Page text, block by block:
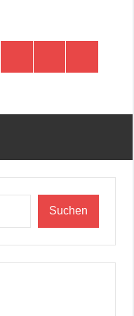
Suchen